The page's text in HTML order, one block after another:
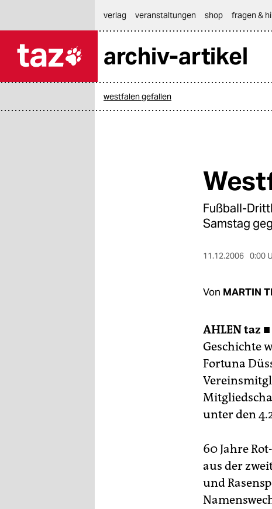
themen
verlag
veranstaltungen shop fragen &
archiv-artikel
westfalen gefallen
Fußball-
Samstag
11.12.2006 0:00
Von MARTIN
AHLENtaz ■
Geschichte
Fortuna
unter den
60 Jahre
aus der
und